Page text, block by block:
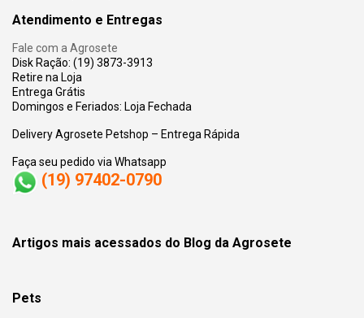
Atendimento e Entregas
Fale com a Agrosete
Disk Ração: (19) 3873-3913
Retire na Loja
Entrega Grátis
Domingos e Feriados: Loja Fechada
Delivery Agrosete Petshop – Entrega Rápida
Faça seu pedido via Whatsapp
(19) 97402-0790
Artigos mais acessados do Blog da Agrosete
Pets